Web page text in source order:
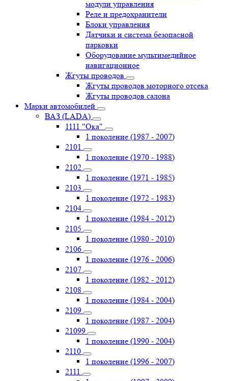
модули управления
Реле и предохранители
Блоки управления
Датчики и система безопасной
парковки
Оборудование мультимедийное
навигационное
Жгуты проводов
Жгуты проводов моторного отсека
Жгуты проводов салона
Марки автомобилей
ВАЗ (LADA)
1111 "Ока"
1 поколение (1987 - 2007)
2101
1 поколение (1970 - 1988)
2102
1 поколение (1971 - 1985)
2103
1 поколение (1972 - 1983)
2104
1 поколение (1984 - 2012)
2105
1 поколение (1980 - 2010)
2106
1 поколение (1976 - 2006)
2107
1 поколение (1982 - 2012)
2108
1 поколение (1984 - 2004)
2109
1 поколение (1987 - 2004)
21099
1 поколение (1990 - 2004)
2110
1 поколение (1996 - 2007)
2111